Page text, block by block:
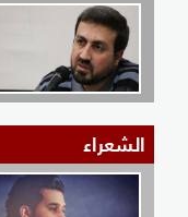
الشعراء